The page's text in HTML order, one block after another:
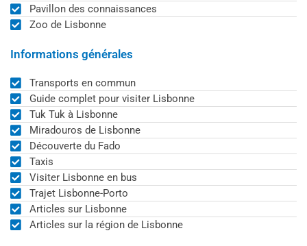
Pavillon des connaissances
Zoo de Lisbonne
Informations générales
Transports en commun
Guide complet pour visiter Lisbonne
Tuk Tuk à Lisbonne
Miradouros de Lisbonne
Découverte du Fado
Taxis
Visiter Lisbonne en bus
Trajet Lisbonne-Porto
Articles sur Lisbonne
Articles sur la région de Lisbonne